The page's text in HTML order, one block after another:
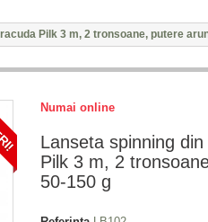
Pilk 3 m, 2 tronsoane, putere
Numai online
Lanseta spinning
Pilk 3 m, 2
50-150 g